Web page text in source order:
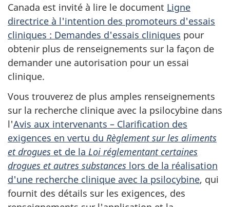
Canada est invité à lire le document Ligne
directrice à l'intention des promoteurs d'essais
cliniques : Demandes d'essais cliniques pour
obtenir plus de renseignements sur la façon de
demander une autorisation pour un essai
clinique.
Vous trouverez de plus amples renseignements
sur la recherche clinique avec la psilocybine dans
l'Avis aux intervenants – Clarification des
exigences en vertu du Règlement sur les aliments
et drogues et de la Loi réglementant certaines
drogues et autres substances lors de la réalisation
d'une recherche clinique avec la psilocybine, qui
fournit des détails sur les exigences, des